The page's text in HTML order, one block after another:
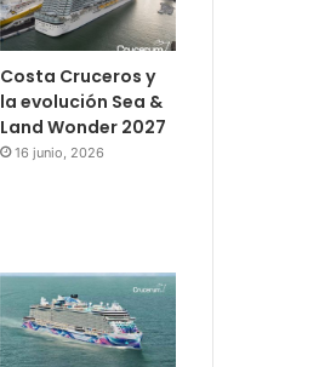
Costa Cruceros y
la evolución Sea &
Land Wonder 2027
16 junio, 2026